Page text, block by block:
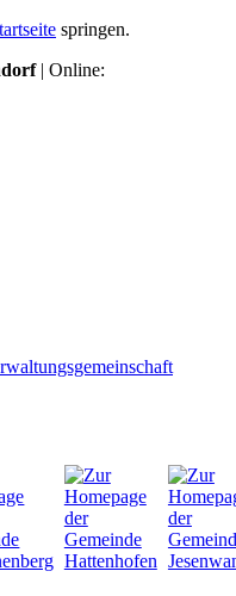
springen.
| Online: